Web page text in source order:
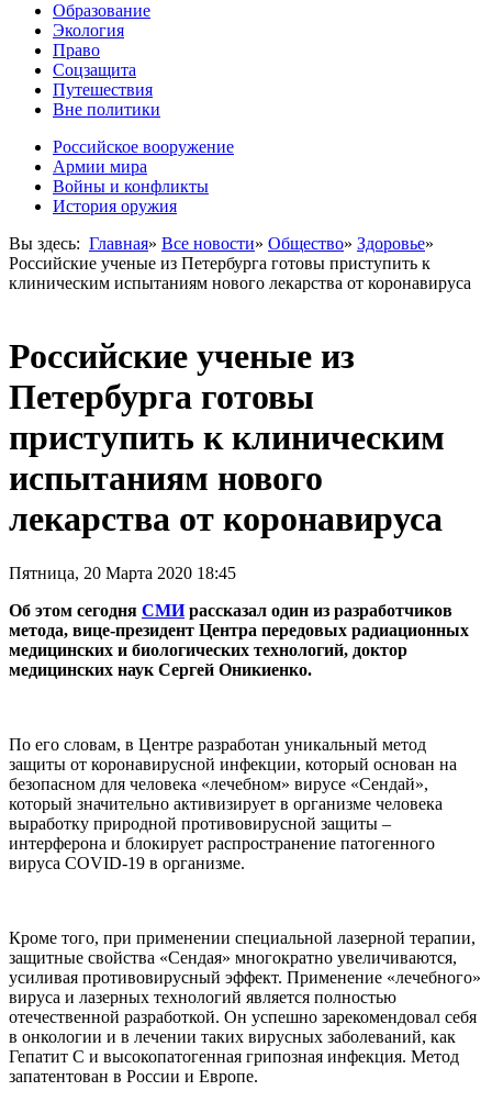
Образование
Экология
Право
Соцзащита
Путешествия
Вне политики
Российское вооружение
Армии мира
Войны и конфликты
История оружия
Вы здесь: Главная» Все новости» Общество» Здоровье»
Российские ученые из Петербурга готовы приступить к
клиническим испытаниям нового лекарства от коронавируса
Российские ученые из
Петербурга готовы
приступить к клиническим
испытаниям нового
лекарства от коронавируса
Пятница, 20 Марта 2020 18:45
Об этом сегодня СМИрассказал один из разработчиков
метода, вице-президент Центра передовых радиационных
медицинских и биологических технологий, доктор
медицинских наук Сергей Оникиенко.
По его словам, в Центре разработан уникальный метод
защиты от коронавирусной инфекции, который основан на
безопасном для человека «лечебном» вирусе «Сендай»,
который значительно активизирует в организме человека
выработку природной противовирусной защиты –
интерферона и блокирует распространение патогенного
вируса COVID-19 в организме.
Кроме того, при применении специальной лазерной терапии,
защитные свойства «Сендая» многократно увеличиваются,
усиливая противовирусный эффект. Применение «лечебного»
вируса и лазерных технологий является полностью
отечественной разработкой. Он успешно зарекомендовал себя
в онкологии и в лечении таких вирусных заболеваний, как
Гепатит С и высокопатогенная грипозная инфекция. Метод
запатентован в России и Европе.